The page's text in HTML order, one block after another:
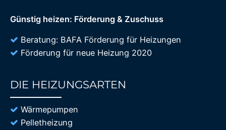
Günstig heizen: Förderung & Zuschuss
Beratung: BAFA Förderung für Heizungen
Förderung für neue Heizung 2020
DIE HEIZUNGSARTEN
Wärmepumpen
Pelletheizung